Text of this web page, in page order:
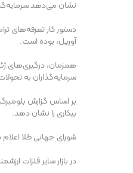
نشان می‌دهد
آوریل، بوده است.
همزمان، درگیری‌های
سرمایه‌گذاران به تحولات
بر اساس گزارش
بیکاری را نشان دهد.
شورای جهانی طلا اعلام کرد که تقاضای
در بازار سایر فلزات